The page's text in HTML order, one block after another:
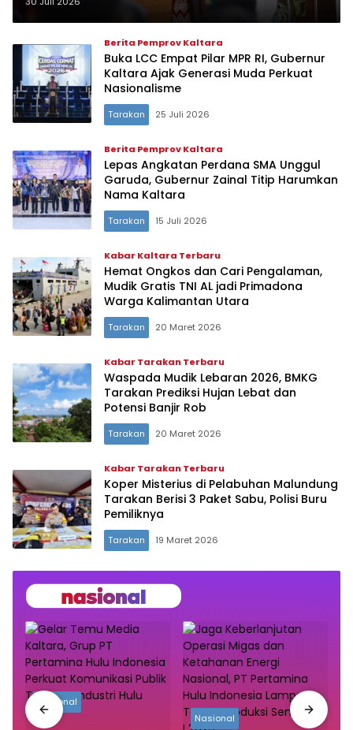
Pemuda Muhammadiyah Mitra
Strategis Bangun Daerah
Berita Pemprov Kaltara
Buka LCC Empat Pilar MPR RI, Gubernur
Kaltara Ajak Generasi Muda Perkuat
Nasionalisme‎
Tarakan 25 Juli 2026
Berita Pemprov Kaltara
Lepas Angkatan Perdana SMA Unggul
Garuda, Gubernur Zainal Titip Harumkan
Nama Kaltara‎
Tarakan 15 Juli 2026
Kabar Kaltara Terbaru
Hemat Ongkos dan Cari Pengalaman,
Mudik Gratis TNI AL jadi Primadona
Warga Kalimantan Utara
Tarakan 20 Maret 2026
Kabar Tarakan Terbaru
Waspada Mudik Lebaran 2026, BMKG
Tarakan Prediksi Hujan Lebat dan
Potensi Banjir Rob
Tarakan 20 Maret 2026
Kabar Tarakan Terbaru
Koper Misterius di Pelabuhan Malundung
Tarakan Berisi 3 Paket Sabu, Polisi Buru
Pemiliknya
Tarakan 19 Maret 2026
Nasional
Nasional